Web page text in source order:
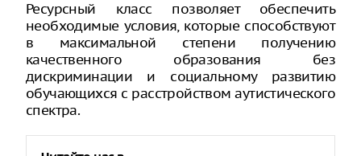
Ресурсный класс позволяет обеспечить
необходимые условия, которые способствуют
в максимальной степени получению
качественного образования без
дискриминации и социальному развитию
обучающихся с расстройством аутистического
спектра.